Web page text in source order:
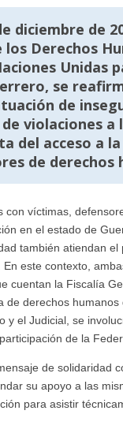
diciembre de
los Derechos
Unidas
se
de
violaciones
del acceso a
de
con víctimas,
en el estado de
también atiendan
este contexto,
cuentan la Fiscalía
de derechos
y el Judicial, se
de la
de solidaridad
su apoyo a las
para asistir